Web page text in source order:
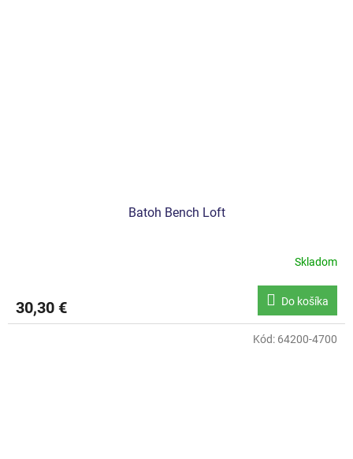
Batoh Bench Loft
Skladom
30,30 € Do košíka
Kód: 64200-4700